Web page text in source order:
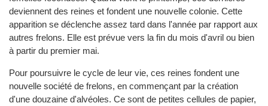
deviennent des reines et fondent une nouvelle colonie. Cette
apparition se déclenche assez tard dans l'année par rapport aux
autres frelons. Elle est prévue vers la fin du mois d'avril ou bien
à partir du premier mai.
Pour poursuivre le cycle de leur vie, ces reines fondent une
nouvelle société de frelons, en commençant par la création
d'une douzaine d'alvéoles. Ce sont de petites cellules de papier,